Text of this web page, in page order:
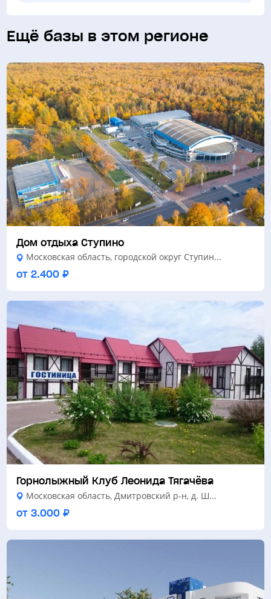
Ещё базы в этом регионе
Дом отдыха Ступино
Московская область, городской округ Ступин...
от 2.400 ₽
Горнолыжный Клуб Леонида Тягачёва
Московская область, Дмитровский р-н, д. Ш...
от 3.000 ₽